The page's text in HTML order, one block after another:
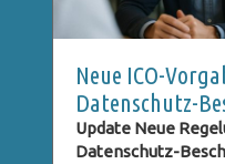
Neue ICO-
Datenschutz-
Was Nutzer
Update Neue
Datenschutz-